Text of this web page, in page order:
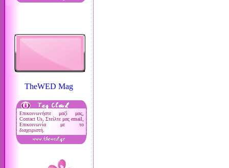
TheWED Mag
Επικοινωνήστε μαζί μας,
Contact Us, Στείλτε μας email,
Επικοινωνία με το
διαχειριστή.